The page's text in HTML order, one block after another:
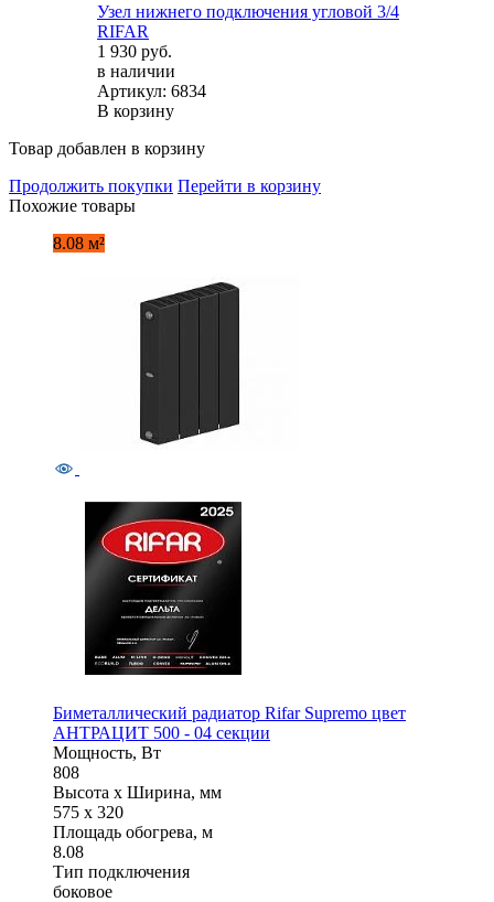
Узел нижнего подключения угловой 3/4
RIFAR
1 930 руб.
в наличии
Артикул: 6834
В корзину
Товар добавлен в корзину
Продолжить покупки Перейти в корзину
Похожие товары
8.08 м²
Биметаллический радиатор Rifar Supremo цвет
АНТРАЦИТ 500 - 04 секции
Мощность, Вт
808
Высота x Ширина, мм
575 x 320
Площадь обогрева, м
8.08
Тип подключения
боковое